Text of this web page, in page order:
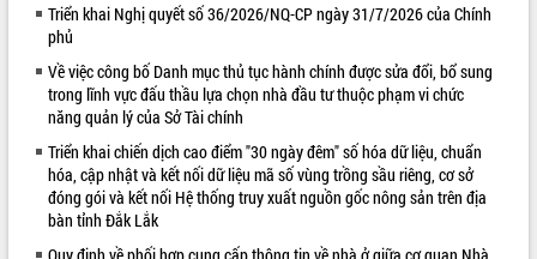
Kỳ họp thứ Hai, Hội đồng nhân dân
tỉnh khóa XI quyết nghị nhiều nội dung
quan trọng
Bí thư Tỉnh ủy Lương Nguyễn Minh
Triết thăm, tặng quà người có công với
cách mạng
Rà soát, hoàn thiện hệ thống thiết chế
văn hóa, thể thao đáp ứng yêu cầu
phát triển mới
Thường trực HĐND tỉnh Đắk Lắk gặp
ALBUM ẢNH
Triển khai Nghị quyết số 36/2026/NQ-CP ngày 31/7/2026 của Chính
phủ
Về việc công bố Danh mục thủ tục hành chính được sửa đổi, bổ sung
trong lĩnh vực đấu thầu lựa chọn nhà đầu tư thuộc phạm vi chức
năng quản lý của Sở Tài chính
Triển khai chiến dịch cao điểm "30 ngày đêm" số hóa dữ liệu, chuẩn
hóa, cập nhật và kết nối dữ liệu mã số vùng trồng sầu riêng, cơ sở
đóng gói và kết nối Hệ thống truy xuất nguồn gốc nông sản trên địa
bàn tỉnh Đắk Lắk